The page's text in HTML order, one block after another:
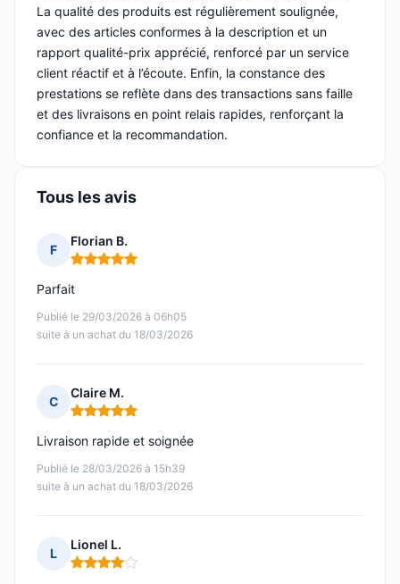
La qualité des produits est régulièrement soulignée,
avec des articles conformes à la description et un
rapport qualité-prix apprécié, renforcé par un service
client réactif et à l’écoute. Enfin, la constance des
prestations se reflète dans des transactions sans faille
et des livraisons en point relais rapides, renforçant la
confiance et la recommandation.
Tous les avis
F
Florian B.
Note : 5 sur 5
Publié le 29/03/2026 à 06h05
suite à un achat du 18/03/2026
Parfait
C
Claire M.
Note : 5 sur 5
Publié le 28/03/2026 à 15h39
suite à un achat du 18/03/2026
Livraison rapide et soignée
L
Lionel L.
Note : 4 sur 5